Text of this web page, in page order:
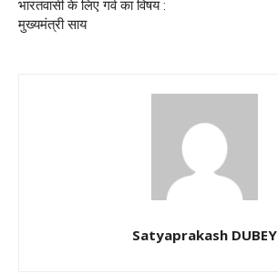
भारतवासी के लिए गर्व का विषय :
मुख्यमंत्री साय
Satyaprakash DUBEY